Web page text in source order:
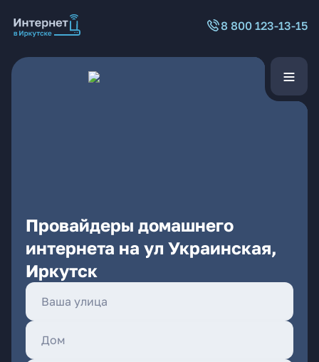
8 800 123-13-15
Провайдеры домашнего
интернета на ул Украинская,
Иркутск